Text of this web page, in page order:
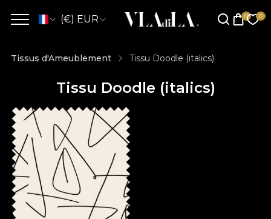
(€) EUR
Tissus d'Ameublement Tissu Doodle (italics)
Tissu Doodle (italics)